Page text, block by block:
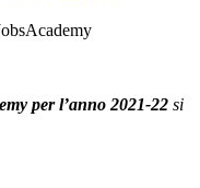
per l’anno 2021-22 si